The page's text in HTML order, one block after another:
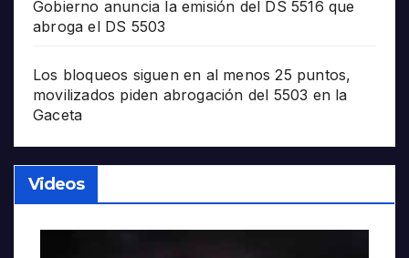
Gobierno anuncia la emisión del DS 5516 que
abroga el DS 5503
Los bloqueos siguen en al menos 25 puntos,
movilizados piden abrogación del 5503 en la
Gaceta
Videos